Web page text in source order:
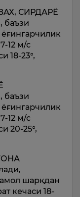
СИРДАРЁ
баъзи
12 м/с
18-23°,
баъзи
12 м/с
20-25°,
шарқдан
кечаси 18-